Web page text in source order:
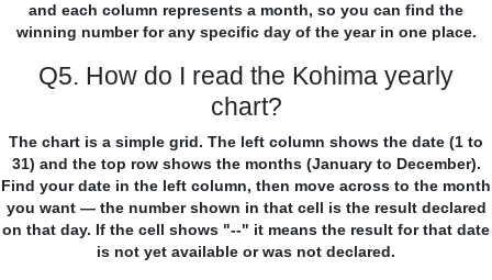
and each column represents a month, so you can find the
winning number for any specific day of the year in one place.
Q5. How do I read the Kohima yearly
chart?
The chart is a simple grid. The left column shows the date (1 to
31) and the top row shows the months (January to December).
Find your date in the left column, then move across to the month
you want — the number shown in that cell is the result declared
on that day. If the cell shows "--" it means the result for that date
is not yet available or was not declared.